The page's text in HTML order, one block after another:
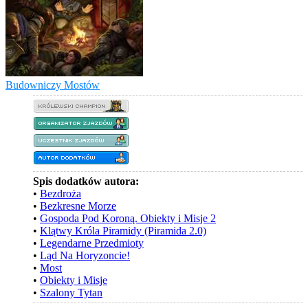
Budowniczy Mostów
Spis dodatków autora:
• Bezdroża
• Bezkresne Morze
• Gospoda Pod Koroną. Obiekty i Misje 2
• Klątwy Króla Piramidy (Piramida 2.0)
• Legendarne Przedmioty
• Ląd Na Horyzoncie!
• Most
• Obiekty i Misje
• Szalony Tytan